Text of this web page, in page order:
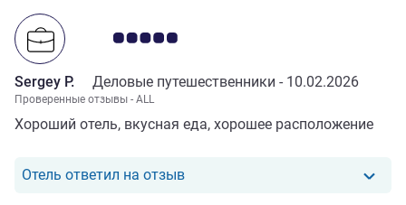
Примечание: отзывы клиентов 5.0/5
Sergey P. Деловые путешественники - 10.02.2026
Проверенные отзывы - ALL
Хороший отель, вкусная еда, хорошее расположение
Отель ответил на отзывОтель ответил на отзыв от